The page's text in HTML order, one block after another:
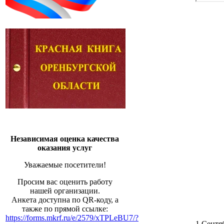
Независимая оценка качества
оказания услуг
Уважаемые посетители!
Просим вас оценить работу
нашей организации.
Анкета доступна по QR-коду, а
также по прямой ссылке:
https://forms.mkrf.ru/e/2579/xTPLeBU7/?